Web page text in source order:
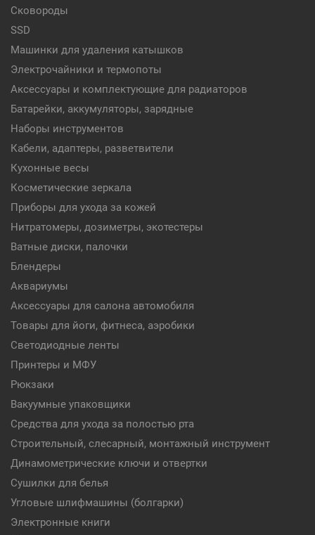
Сковороды
SSD
Машинки для удаления катышков
Электрочайники и термопоты
Аксессуары и комплектующие для радиаторов
Батарейки, аккумуляторы, зарядные
Наборы инструментов
Кабели, адаптеры, разветвители
Кухонные весы
Косметические зеркала
Приборы для ухода за кожей
Нитратомеры, дозиметры, экотестеры
Ватные диски, палочки
Блендеры
Аквариумы
Аксессуары для салона автомобиля
Товары для йоги, фитнеса, аэробики
Светодиодные ленты
Принтеры и МФУ
Рюкзаки
Вакуумные упаковщики
Средства для ухода за полостью рта
Строительный, слесарный, монтажный инструмент
Динамометрические ключи и отвертки
Сушилки для белья
Угловые шлифмашины (болгарки)
Электронные книги